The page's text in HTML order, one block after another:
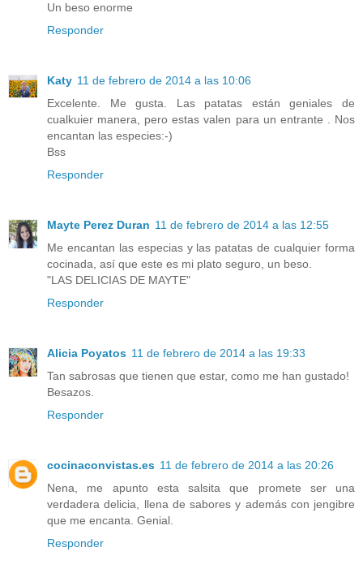
Un beso enorme
Responder
Katy 11 de febrero de 2014 a las 10:06
Excelente. Me gusta. Las patatas están geniales de
cualkuier manera, pero estas valen para un entrante . Nos
encantan las especies:-)
Bss
Responder
Mayte Perez Duran 11 de febrero de 2014 a las 12:55
Me encantan las especias y las patatas de cualquier forma
cocinada, así que este es mi plato seguro, un beso.
"LAS DELICIAS DE MAYTE"
Responder
Alicia Poyatos 11 de febrero de 2014 a las 19:33
Tan sabrosas que tienen que estar, como me han gustado!
Besazos.
Responder
cocinaconvistas.es 11 de febrero de 2014 a las 20:26
Nena, me apunto esta salsita que promete ser una
verdadera delicia, llena de sabores y además con jengibre
que me encanta. Genial.
Responder